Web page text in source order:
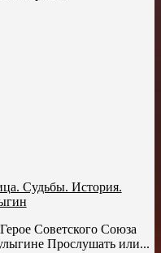
Судьбы. История.
Советского Союза
Прослушать или...